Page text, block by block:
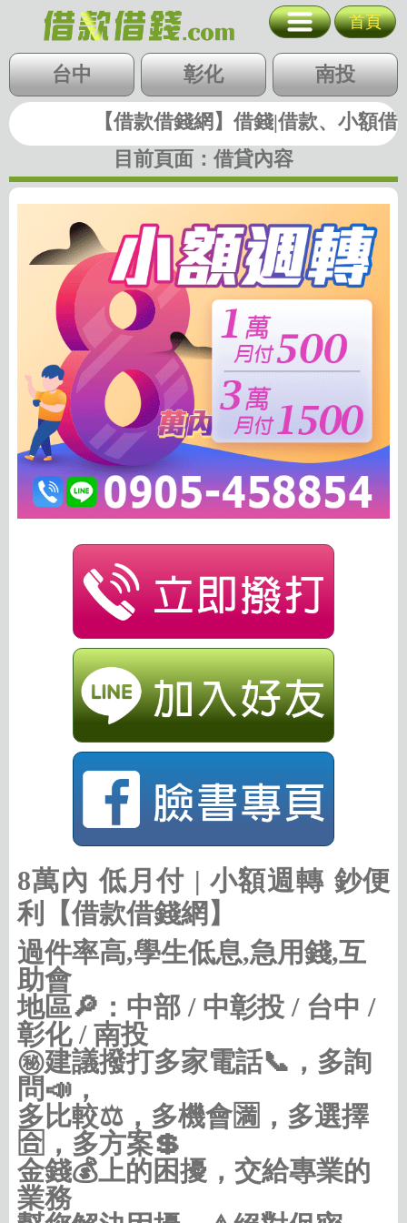
8萬內 低月
首頁
台中 彰化 南投
北北基 桃竹苗 中彰投
高屏
快速借錢
目前頁面： 借貸內容
【借款借錢網】借錢|借款、小額借錢
8萬內 低月付 | 小額週轉 鈔便
利【借款借錢網】
過件率高,學生低息,急用錢,互
助會
地區🔎：中部 / 中彰投 / 台中 /
彰化 / 南投
㊙建議撥打多家電話📞，多詢
問📣，
多比較⚖，多機會🈵，多選擇
🈴，多方案💲
金錢💰上的困擾，交給專業的
業務
台北 新北
基隆
桃園
新竹
苗栗
彰化
雲林
嘉義
台南
高雄
屏東
支票貼現
代墊款
房地二胎 歷史圖稿
回首頁 回上一頁 廣告刊登
隱私權政策 關閉選單